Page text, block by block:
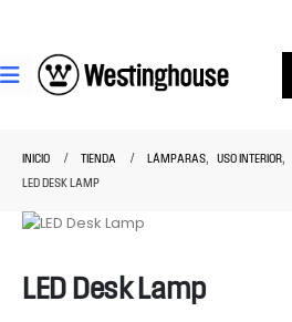
INICIO TIENDA LÁMPARAS, USO INTERIOR,
LED DESK LAMP
LED Desk Lamp